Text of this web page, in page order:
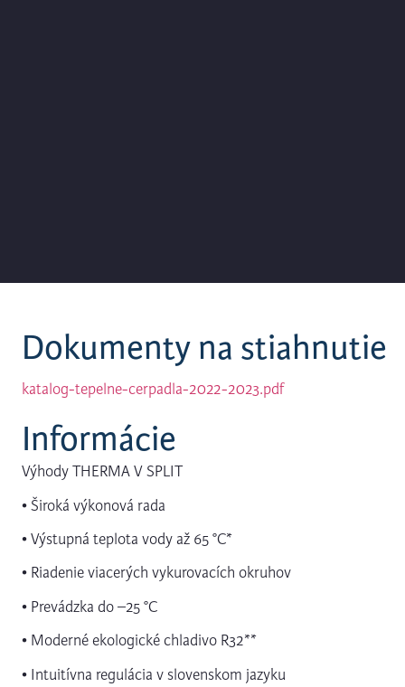
Dokumenty na stiahnutie
katalog-tepelne-cerpadla-2022-2023.pdf
Informácie
Výhody THERMA V SPLIT
• Široká výkonová rada
• Výstupná teplota vody až 65 °C*
• Riadenie viacerých vykurovacích okruhov
• Prevádzka do –25 °C
• Moderné ekologické chladivo R32**
• Intuitívna regulácia v slovenskom jazyku